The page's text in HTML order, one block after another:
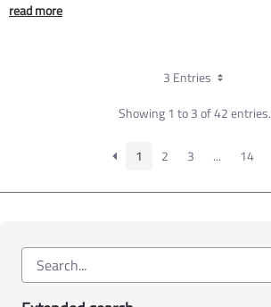
read more
3 Entries
Showing 1 to 3 of 42 entries.
1 2 3 ... 14